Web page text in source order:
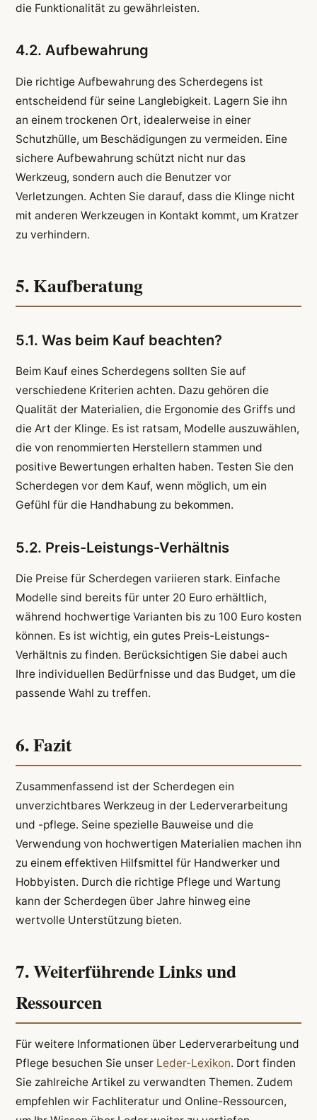
die Funktionalität zu gewährleisten.
4.2. Aufbewahrung
Die richtige Aufbewahrung des Scherdegens ist
entscheidend für seine Langlebigkeit. Lagern Sie ihn
an einem trockenen Ort, idealerweise in einer
Schutzhülle, um Beschädigungen zu vermeiden. Eine
sichere Aufbewahrung schützt nicht nur das
Werkzeug, sondern auch die Benutzer vor
Verletzungen. Achten Sie darauf, dass die Klinge nicht
mit anderen Werkzeugen in Kontakt kommt, um Kratzer
zu verhindern.
5. Kaufberatung
5.1. Was beim Kauf beachten?
Beim Kauf eines Scherdegens sollten Sie auf
verschiedene Kriterien achten. Dazu gehören die
Qualität der Materialien, die Ergonomie des Griffs und
die Art der Klinge. Es ist ratsam, Modelle auszuwählen,
die von renommierten Herstellern stammen und
positive Bewertungen erhalten haben. Testen Sie den
Scherdegen vor dem Kauf, wenn möglich, um ein
Gefühl für die Handhabung zu bekommen.
5.2. Preis-Leistungs-Verhältnis
Die Preise für Scherdegen variieren stark. Einfache
Modelle sind bereits für unter 20 Euro erhältlich,
während hochwertige Varianten bis zu 100 Euro kosten
können. Es ist wichtig, ein gutes Preis-Leistungs-
Verhältnis zu finden. Berücksichtigen Sie dabei auch
Ihre individuellen Bedürfnisse und das Budget, um die
passende Wahl zu treffen.
6. Fazit
Zusammenfassend ist der Scherdegen ein
unverzichtbares Werkzeug in der Lederverarbeitung
und -pflege. Seine spezielle Bauweise und die
Verwendung von hochwertigen Materialien machen ihn
zu einem effektiven Hilfsmittel für Handwerker und
Hobbyisten. Durch die richtige Pflege und Wartung
kann der Scherdegen über Jahre hinweg eine
wertvolle Unterstützung bieten.
7. Weiterführende Links und
Ressourcen
Für weitere Informationen über Lederverarbeitung und
Pflege besuchen Sie unser Leder-Lexikon. Dort finden
Sie zahlreiche Artikel zu verwandten Themen. Zudem
empfehlen wir Fachliteratur und Online-Ressourcen,